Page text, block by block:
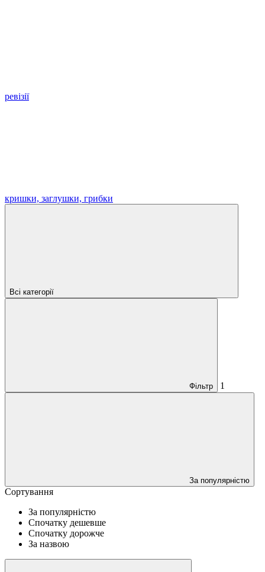
ревізії
кришки, заглушки, грибки
Всі категорії
Фільтр 1
За популярністю
Сортування
За популярністю
Спочатку дешевше
Спочатку дорожче
За назвою